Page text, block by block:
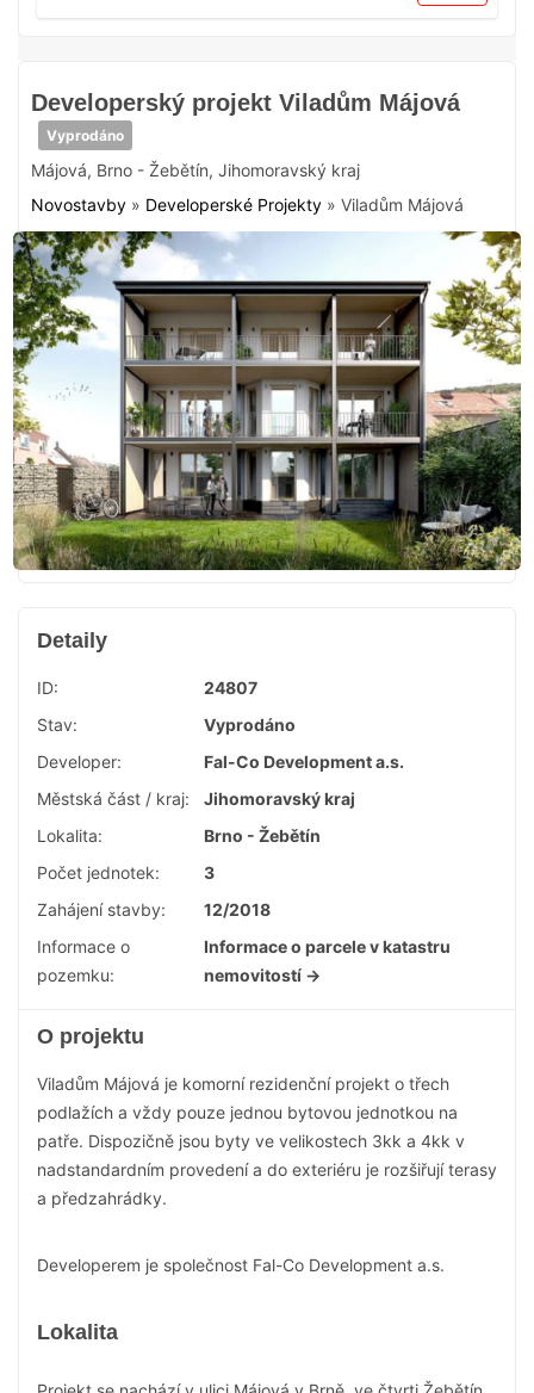
Developerský projekt Viladům Májová
Vyprodáno
Májová, Brno - Žebětín, Jihomoravský kraj
Novostavby » Developerské Projekty » Viladům Májová
Detaily
ID:
24807
Stav:
Vyprodáno
Developer:
Fal-Co Development a.s.
Městská část / kraj:
Jihomoravský kraj
Lokalita:
Brno - Žebětín
Počet jednotek:
3
Zahájení stavby:
12/2018
Informace o
pozemku:
Informace o parcele v katastru
nemovitostí →
O projektu
Viladům Májová je komorní rezidenční projekt o třech
podlažích a vždy pouze jednou bytovou jednotkou na
patře. Dispozičně jsou byty ve velikostech 3kk a 4kk v
nadstandardním provedení a do exteriéru je rozšiřují terasy
a předzahrádky.
Developerem je společnost Fal-Co Development a.s.
Lokalita